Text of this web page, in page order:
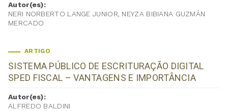
Autor(es):
NERI NORBERTO LANGE JUNIOR, NEYZA BIBIANA GUZMÁN
MERCADO
ARTIGO
SISTEMA PÚBLICO DE ESCRITURAÇÃO DIGITAL
SPED FISCAL – VANTAGENS E IMPORTÂNCIA
Autor(es):
ALFREDO BALDINI